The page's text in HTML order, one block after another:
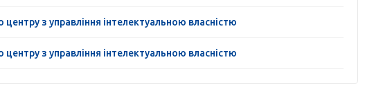
з управління інтелектуальною власністю
з управління інтелектуальною власністю